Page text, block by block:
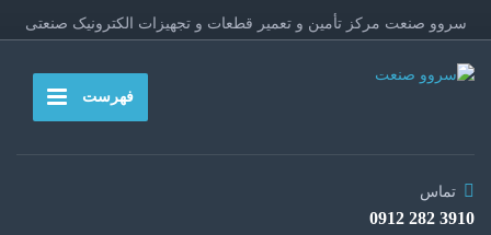
سروو صنعت مرکز تأمین و تعمیر قطعات و تجهیزات الکترونیک صنعتی
فهرست
تماس
3910 282 0912